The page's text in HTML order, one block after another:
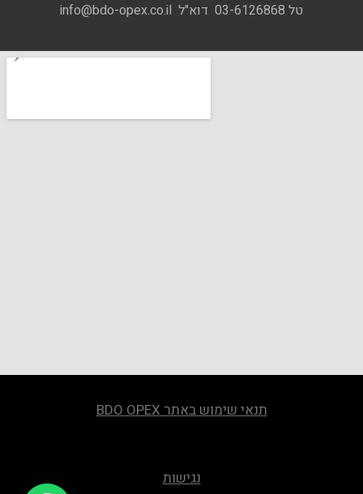
טל 03-6126868 דוא"ל info@bdo-opex.co.il
תנאי שימוש באתר BDO OPEX
נגישות